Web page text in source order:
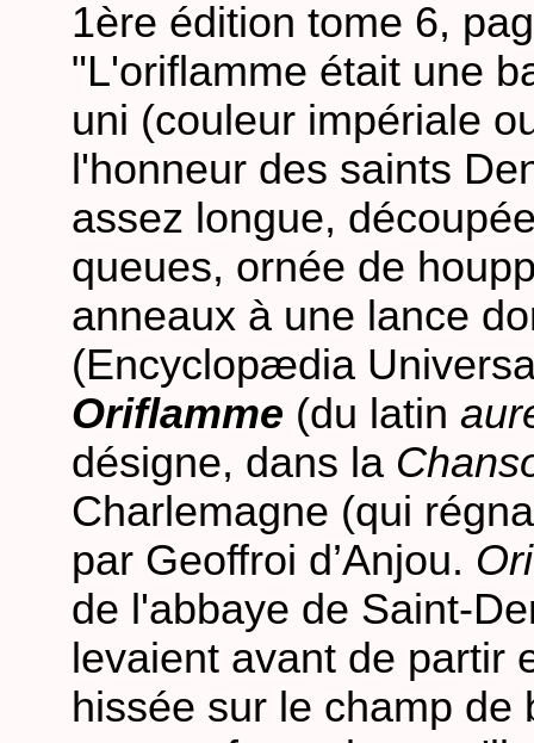
1ère édition tome 6,
"L'oriflamme était une
uni (couleur impériale
l'honneur des saints
assez longue,
queues, ornée de
anneaux à une lance
(Encyclopædia
Oriflamme (du latin
désigne, dans la
Charlemagne (qui
par Geoffroi d’Anjou.
de l'abbaye de Saint-
levaient avant de partir
hissée sur le champ